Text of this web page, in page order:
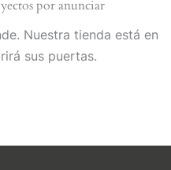
por anunciar
Nuestra tienda está en
sus puertas.